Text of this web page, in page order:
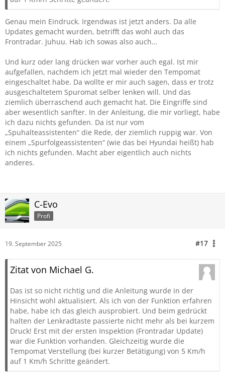
Genau mein Eindruck. Irgendwas ist jetzt anders. Da alle
Updates gemacht wurden, betrifft das wohl auch das
Frontradar. Juhuu. Hab ich sowas also auch…
Und kurz oder lang drücken war vorher auch egal. Ist mir
aufgefallen, nachdem ich jetzt mal wieder den Tempomat
eingeschaltet habe. Da wollte er mir auch sagen, dass er trotz
ausgeschaltetem Spuromat selber lenken will. Und das
ziemlich überraschend auch gemacht hat. Die Eingriffe sind
aber wesentlich sanfter. In der Anleitung, die mir vorliegt, habe
ich dazu nichts gefunden. Da ist nur vom
„Spuhalteassistenten“ die Rede, der ziemlich ruppig war. Von
einem „Spurfolgeassistenten“ (wie das bei Hyundai heißt) hab
ich nichts gefunden. Macht aber eigentlich auch nichts
anderes.
C-Evo
Profi
19. September 2025 #17
Zitat von Michael G.
Das ist so nicht richtig und die Anleitung wurde in der
Hinsicht wohl aktualisiert. Als ich von der Funktion erfahren
habe, habe ich das gleich ausprobiert. Und beim gedrückt
halten der Lenkradtaste passierte nicht mehr als bei kurzem
Druck! Erst mit der ersten Inspektion (Frontradar Update)
war die Funktion vorhanden. Gleichzeitig wurde die
Tempomat Verstellung (bei kurzer Betätigung) von 5 Km/h
auf 1 Km/h Schritte geändert.